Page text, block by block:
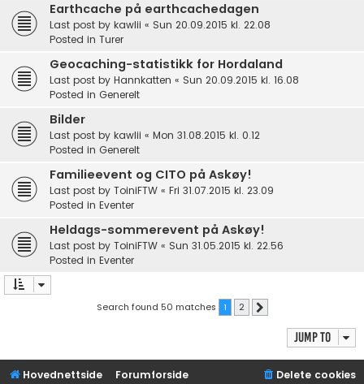
Earthcache på earthcachedagen
Last post by kawlii « Sun 20.09.2015 kl. 22.08
Posted in Turer
Geocaching-statistikk for Hordaland
Last post by Hannkatten « Sun 20.09.2015 kl. 16.08
Posted in Generelt
Bilder
Last post by kawlii « Mon 31.08.2015 kl. 0.12
Posted in Generelt
Familieevent og CITO på Askøy!
Last post by ToiniFTW « Fri 31.07.2015 kl. 23.09
Posted in Eventer
Heldags-sommerevent på Askøy!
Last post by ToiniFTW « Sun 31.05.2015 kl. 22.56
Posted in Eventer
Search found 50 matches 1 2
Jump to
Hovednettside Forumforside Delete cookies